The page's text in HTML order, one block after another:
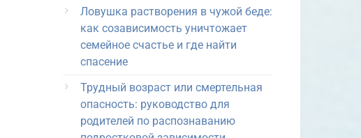
Ловушка растворения в чужой беде:
как созависимость уничтожает
семейное счастье и где найти
спасение
Трудный возраст или смертельная
опасность: руководство для
родителей по распознаванию